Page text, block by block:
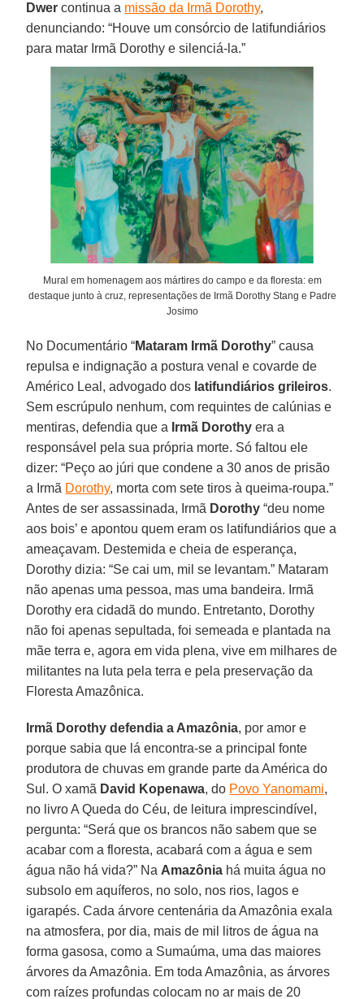
Dwer continua a missão da Irmã Dorothy,
denunciando: “Houve um consórcio de latifundiários
para matar Irmã Dorothy e silenciá-la.”
Mural em homenagem aos mártires do campo e da floresta: em
destaque junto à cruz, representações de Irmã Dorothy Stang e Padre
Josimo
No Documentário “Mataram Irmã Dorothy” causa
repulsa e indignação a postura venal e covarde de
Américo Leal, advogado dos latifundiários grileiros.
Sem escrúpulo nenhum, com requintes de calúnias e
mentiras, defendia que a Irmã Dorothy era a
responsável pela sua própria morte. Só faltou ele
dizer: “Peço ao júri que condene a 30 anos de prisão
a Irmã Dorothy, morta com sete tiros à queima-roupa.”
Antes de ser assassinada, Irmã Dorothy “deu nome
aos bois’ e apontou quem eram os latifundiários que a
ameaçavam. Destemida e cheia de esperança,
Dorothy dizia: “Se cai um, mil se levantam.” Mataram
não apenas uma pessoa, mas uma bandeira. Irmã
Dorothy era cidadã do mundo. Entretanto, Dorothy
não foi apenas sepultada, foi semeada e plantada na
mãe terra e, agora em vida plena, vive em milhares de
militantes na luta pela terra e pela preservação da
Floresta Amazônica.
Irmã Dorothy defendia a Amazônia, por amor e
porque sabia que lá encontra-se a principal fonte
produtora de chuvas em grande parte da América do
Sul. O xamã David Kopenawa, do Povo Yanomami,
no livro A Queda do Céu, de leitura imprescindível,
pergunta: “Será que os brancos não sabem que se
acabar com a floresta, acabará com a água e sem
água não há vida?” Na Amazônia há muita água no
subsolo em aquíferos, no solo, nos rios, lagos e
igarapés. Cada árvore centenária da Amazônia exala
na atmosfera, por dia, mais de mil litros de água na
forma gasosa, como a Sumaúma, uma das maiores
árvores da Amazônia. Em toda Amazônia, as árvores
com raízes profundas colocam no ar mais de 20